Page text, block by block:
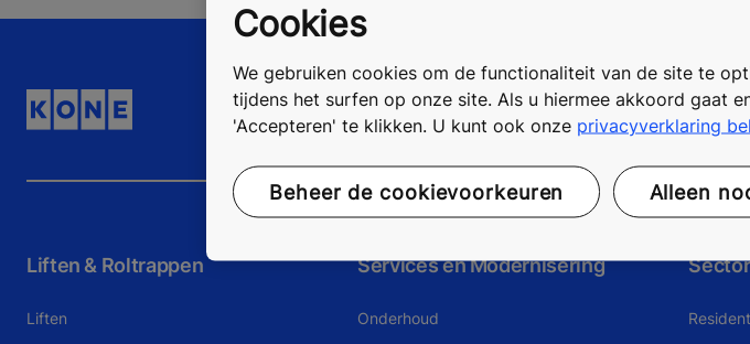
Liften & Roltrappen
Liften
Services en Modernisering
Onderhoud
Cookies
We gebruiken cookies om de functionaliteit van de site te
tijdens het surfen op onze site. Als u hiermee akkoord gaat
'Accepteren' te klikken. U kunt ook onze privacyverklaring
Beheer de cookievoorkeuren Alleen